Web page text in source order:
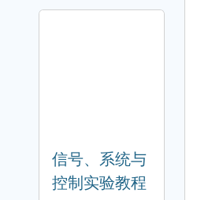
信号、系统与
控制实验教程